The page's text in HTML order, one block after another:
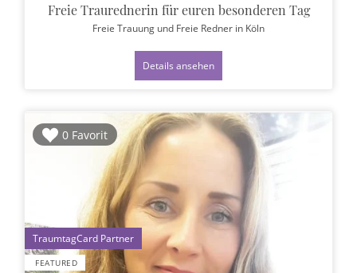
Freie Traurednerin für euren besonderen Tag
Freie Trauung und Freie Redner in Köln
Details ansehen
0 Favorit
FEATURED
1